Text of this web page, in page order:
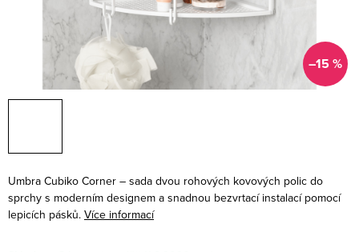
–15 %
Umbra Cubiko Corner – sada dvou rohových kovových polic do
sprchy s moderním designem a snadnou bezvrtací instalací pomocí
lepicích pásků. Více informací